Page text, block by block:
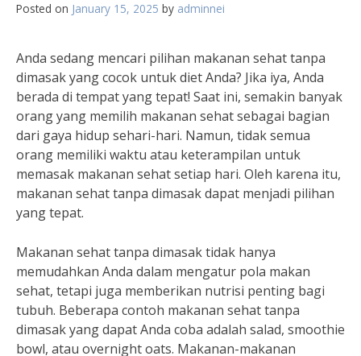
Posted on January 15, 2025 by adminnei
Anda sedang mencari pilihan makanan sehat tanpa
dimasak yang cocok untuk diet Anda? Jika iya, Anda
berada di tempat yang tepat! Saat ini, semakin banyak
orang yang memilih makanan sehat sebagai bagian
dari gaya hidup sehari-hari. Namun, tidak semua
orang memiliki waktu atau keterampilan untuk
memasak makanan sehat setiap hari. Oleh karena itu,
makanan sehat tanpa dimasak dapat menjadi pilihan
yang tepat.
Makanan sehat tanpa dimasak tidak hanya
memudahkan Anda dalam mengatur pola makan
sehat, tetapi juga memberikan nutrisi penting bagi
tubuh. Beberapa contoh makanan sehat tanpa
dimasak yang dapat Anda coba adalah salad, smoothie
bowl, atau overnight oats. Makanan-makanan